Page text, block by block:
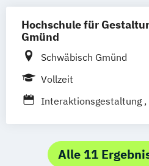
Hochschule für
Gmünd
Schwäbisch Gmünd
Vollzeit
Interaktionsgestaltung
Strategische Gestaltung
Alle 11